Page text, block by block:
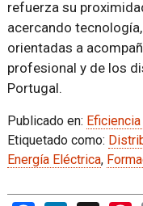
refuerza su
acercando
orientadas a
profesional y de los
Portugal.
Publicado en:
Etiquetado como:
Energía Eléctrica,